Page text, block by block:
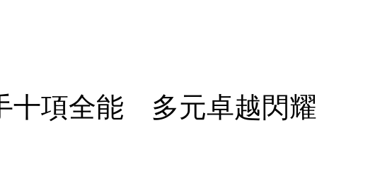
十項全能 多元卓越閃耀